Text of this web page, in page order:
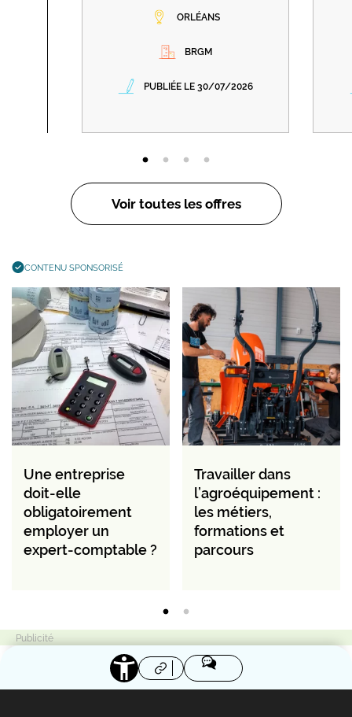
ORLÉANS
BRGM
PUBLIÉE LE 30/07/2026
Voir toutes les offres
CONTENU SPONSORISÉ
Une entreprise
doit-elle
obligatoirement
employer un
expert-comptable ?
Travailler dans
l’agroéquipement :
les métiers,
formations et
parcours